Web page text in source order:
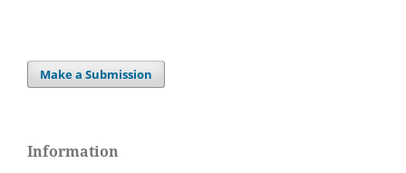
Make a Submission
Information